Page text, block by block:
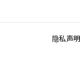
隐私声明